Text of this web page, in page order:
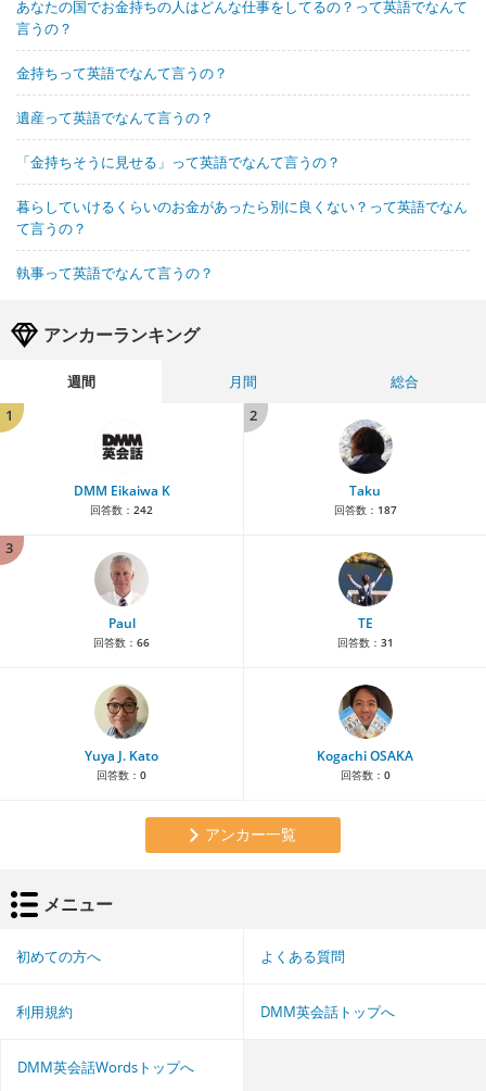
あなたの国でお金持ちの人はどんな仕事をしてるの？って英語でなんて
言うの？
金持ちって英語でなんて言うの？
遺産って英語でなんて言うの？
「金持ちそうに見せる」って英語でなんて言うの？
暮らしていけるくらいのお金があったら別に良くない？って英語でなん
て言うの？
執事って英語でなんて言うの？
アンカーランキング
週間 月間
総合
1
DMM Eikaiwa K
回答数： 242
2
Taku
回答数： 187
3
Paul
回答数： 66
TE
回答数： 31
Yuya J. Kato
回答数： 0
Kogachi OSAKA
回答数： 0
アンカー一覧
メニュー
初めての方へ よくある質問
利用規約 DMM英会話トップへ
DMM英会話Wordsトップへ